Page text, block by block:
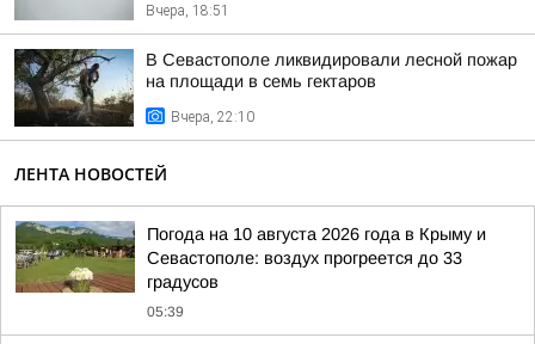
Вчера, 18:51
В Севастополе ликвидировали лесной пожар
на площади в семь гектаров
Вчера, 22:10
ЛЕНТА НОВОСТЕЙ
Погода на 10 августа 2026 года в Крыму и
Севастополе: воздух прогреется до 33
градусов
05:39